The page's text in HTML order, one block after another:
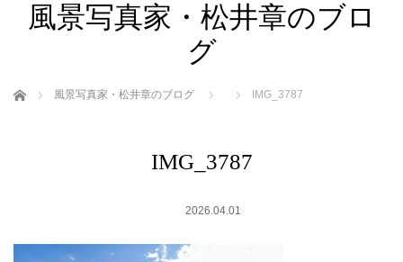
風景写真家・松井章のブロ
グ
ホーム 風景写真家・松井章のブログ IMG_3787
IMG_3787
2026.04.01